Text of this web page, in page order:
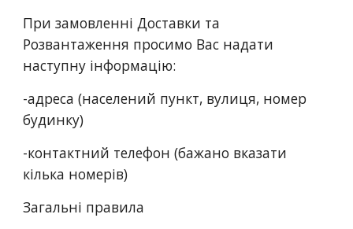
При замовленні Доставки та
Розвантаження просимо Вас надати
наступну інформацію:
-адреса (населений пункт, вулиця, номер
будинку)
-контактний телефон (бажано вказати
кілька номерів)
Загальні правила